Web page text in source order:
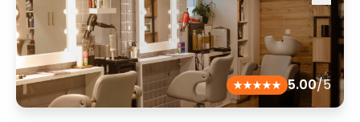
5.00/5